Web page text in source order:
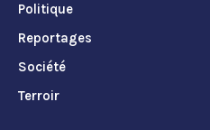
Politique
Reportages
Société
Terroir